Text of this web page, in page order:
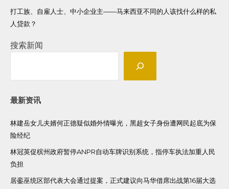
打工族、自雇人士、中小企业主——马来西亚不同的人该找什么样的私
人贷款？
搜索新闻
最新资讯
林建岳女儿夫婿何正德疑似婚外情曝光，黑超女子身份遭网民起底为保
险经纪
林冠英促槟州政府暂停ANPR自动车牌识别系统，指停车执法加重人民
负担
居銮巫统区部代表大会通过提案，正式建议向马华借席出战第16届大选